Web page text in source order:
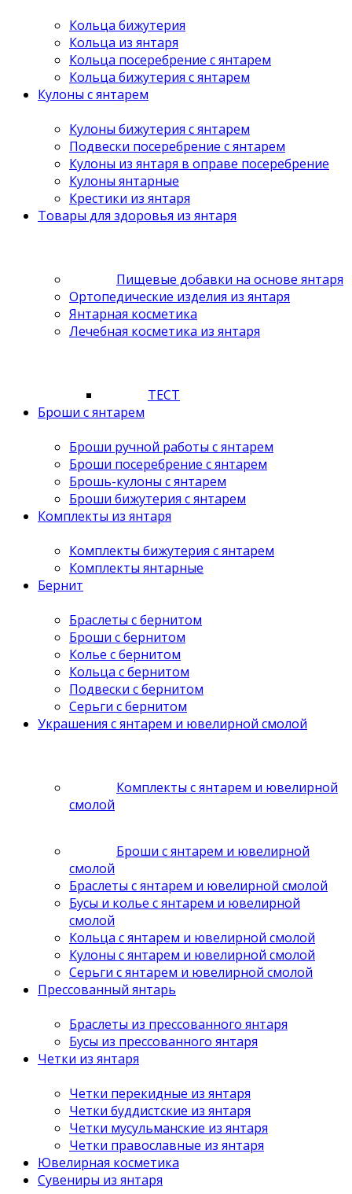
Кольца бижутерия
Кольца из янтаря
Кольца посеребрение с янтарем
Кольца бижутерия с янтарем
Кулоны с янтарем
Кулоны бижутерия с янтарем
Подвески посеребрение с янтарем
Кулоны из янтаря в оправе посеребрение
Кулоны янтарные
Крестики из янтаря
Товары для здоровья из янтаря
Пищевые добавки на основе янтаря
Ортопедические изделия из янтаря
Янтарная косметика
Лечебная косметика из янтаря
ТЕСТ
Броши с янтарем
Броши ручной работы с янтарем
Броши посеребрение с янтарем
Брошь-кулоны с янтарем
Броши бижутерия с янтарем
Комплекты из янтаря
Комплекты бижутерия с янтарем
Комплекты янтарные
Бернит
Браслеты с бернитом
Броши с бернитом
Колье с бернитом
Кольца с бернитом
Подвески с бернитом
Серьги с бернитом
Украшения с янтарем и ювелирной смолой
Комплекты с янтарем и ювелирной
смолой
Броши с янтарем и ювелирной
смолой
Браслеты с янтарем и ювелирной смолой
Бусы и колье с янтарем и ювелирной
смолой
Кольца с янтарем и ювелирной смолой
Кулоны с янтарем и ювелирной смолой
Серьги с янтарем и ювелирной смолой
Прессованный янтарь
Браслеты из прессованного янтаря
Бусы из прессованного янтаря
Четки из янтаря
Четки перекидные из янтаря
Четки буддистские из янтаря
Четки мусульманские из янтаря
Четки православные из янтаря
Ювелирная косметика
Сувениры из янтаря